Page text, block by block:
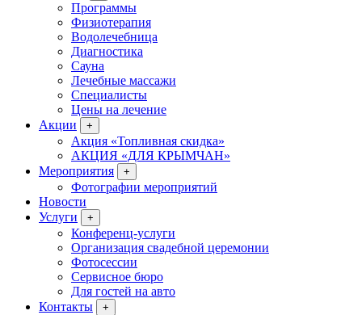
Программы
Физиотерапия
Водолечебница
Диагностика
Сауна
Лечебные массажи
Специалисты
Цены на лечение
Акции
+
Акция «Топливная скидка»
АКЦИЯ «ДЛЯ КРЫМЧАН»
Мероприятия
+
Фотографии мероприятий
Новости
Услуги
+
Конференц-услуги
Организация свадебной церемонии
Фотосессии
Сервисное бюро
Для гостей на авто
Контакты
+